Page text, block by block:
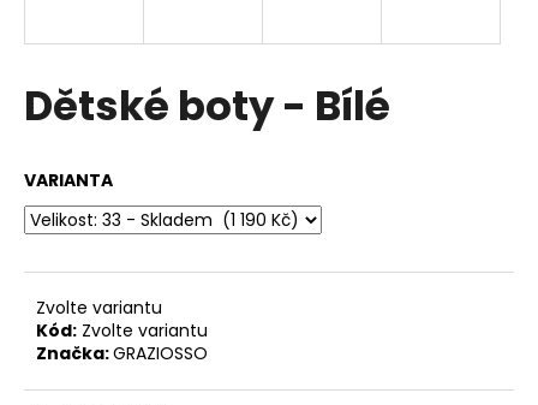
Dětské boty - Bílé
VARIANTA
Zvolte variantu
Kód: Zvolte variantu
Značka:GRAZIOSSO
í
t
HLEDAT
D